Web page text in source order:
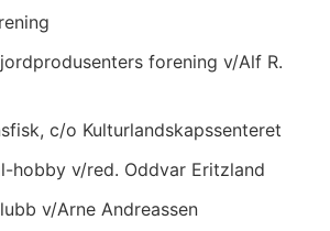
forening v/Alf R.
c/o Kulturlandskapssenteret
hobby v/red. Oddvar Eritzland
v/Arne Andreassen